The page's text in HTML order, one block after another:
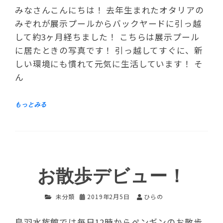
みなさんこんにちは！ 去年生まれたオタリアの
みぞれが展示プールからバックヤードに引っ越
して約3ヶ月経ちました！ こちらは展示プール
に居たときの写真です！ 引っ越してすぐに、新
しい環境にも慣れて元気に生活しています！ そ
ん
お散歩デビュー！
未分類 2019年2月5日 ひらの